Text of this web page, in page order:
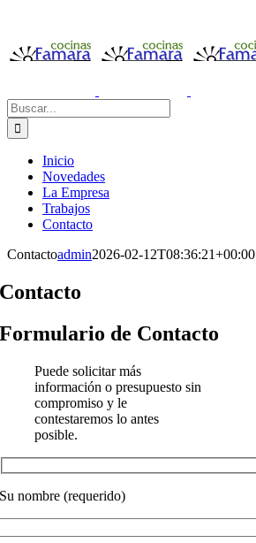
contenido
Buscar:
Inicio
Novedades
La Empresa
Trabajos
Contacto
Contactoadmin2026-02-12T08:36:21+00:00
Contacto
Formulario de Contacto
Puede solicitar más
información o presupuesto sin
compromiso y le
contestaremos lo antes
posible.
Su nombre (requerido)